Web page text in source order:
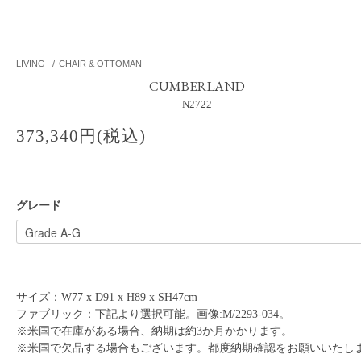
LIVING / CHAIR & OTTOMAN
CUMBERLAND
N2722
373,340円(税込)
グレード
サイズ：W77 x D91 x H89 x SH47cm
ファブリック：下記より選択可能。画像:M/2293-034。
※米国で在庫がある場合、納期は約3か月かかります。
※米国で欠品する場合もございます。都度納期確認をお願いいたし